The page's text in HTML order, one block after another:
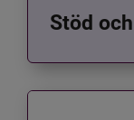
Stöd